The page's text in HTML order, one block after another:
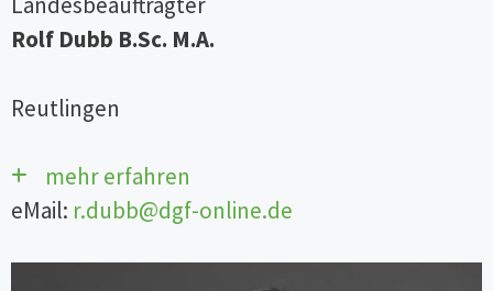
Rolf Dubb B.Sc. M.A.
Reutlingen
mehr erfahren
Fachbereichsleitung Weiterbildung
und Leiter des Simulationszentrums
eMail: r.dubb@dgf-online.de